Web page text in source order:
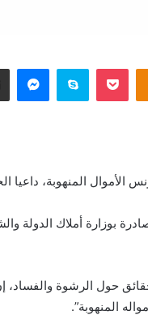
Odnoklassniki
‫Pocketسكايب
المنهوبة، داعيا
بوزارة أملاك الدولة
حول الرشوة
المنهوبة”.